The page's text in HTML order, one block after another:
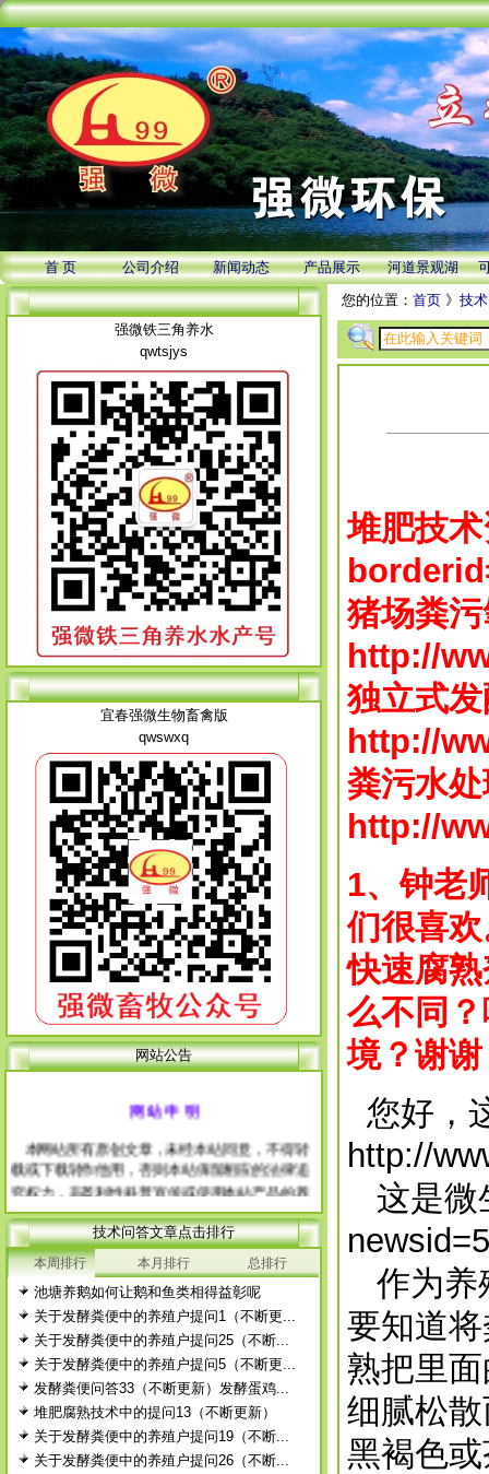
首 页 公司介绍 新闻动态 产品展示 河道景观湖
强微铁三角养水
qwtsjys
宜春强微生物畜禽版
qwswxq
网站公告
网 站 申 明
载或下载转作他用，否则本站保留相应的法律追
究权力，非盈利性科普宣传或使用本站产品的养
殖户除外。 经本站允许需转载本站原创文章
的，请注明出处。
每篇文章下面的网友评论只显示5条，要想看全
部评论，请点击网友评论框右上角的“更多”
徨耧豚蝽-桎梓羼觇?觐眈箅圉梃
徨耧豚蝽-桎梓羼觇?觐眈箅圉梃
技术问答文章点击排行
本周排行 本月排行 总排行
池塘养鹅如何让鹅和鱼类相得益彰呢
关于发酵粪便中的养殖户提问1（不断更...
关于发酵粪便中的养殖户提问25（不断...
关于发酵粪便中的养殖户提问5（不断更...
发酵粪便问答33（不断更新）发酵蛋鸡...
堆肥腐熟技术中的提问13（不断更新）
关于发酵粪便中的养殖户提问19（不断...
关于发酵粪便中的养殖户提问26（不断...
您的位置： 首页 》 技
堆肥技
猪场粪
http://
独立式
http://
粪污水
http://
1、钟老
们很喜
快速腐
么不同
境？谢谢
您好，
http://
这是微
作为养
要知道
熟把里
细腻松
黑褐色